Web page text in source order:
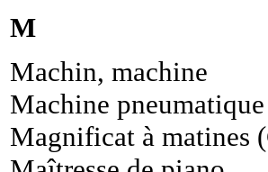
M
Machin, machine
Machine pneumatique
Magnificat à matines